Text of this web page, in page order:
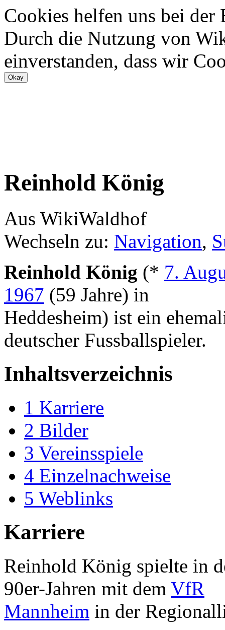
Cookies helfen uns bei
Durch die Nutzung von
einverstanden, dass wir
Reinhold König
Aus WikiWaldhof
Wechseln zu: Navigation,
Reinhold König (* 7.
1967 (59 Jahre) in
Heddesheim) ist ein
deutscher Fussballspieler.
Inhaltsverzeichnis
1 Karriere
2 Bilder
3 Vereinsspiele
4 Einzelnachweise
5 Weblinks
Karriere
Reinhold König spielte in
90er-Jahren mit dem VfR
Mannheim in der